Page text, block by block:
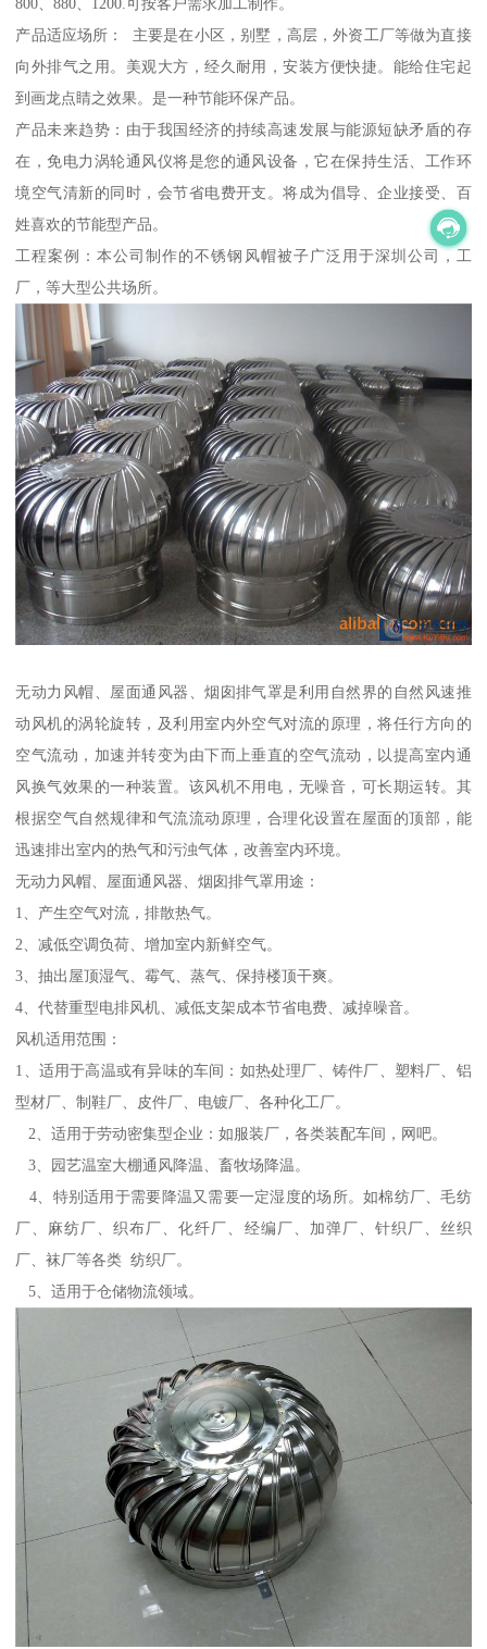
产品适应场所： 主要是在小区，别墅，高层，外资工厂等做为直接
向外排气之用。美观大方，经久耐用，安装方便快捷。能给住宅起
到画龙点睛之效果。是一种节能环保产品。
产品未来趋势：由于我国经济的持续高速发展与能源短缺矛盾的存
在，免电力涡轮通风仪将是您的通风设备，它在保持生活、工作环
境空气清新的同时，会节省电费开支。将成为倡导、企业接受、百
姓喜欢的节能型产品。
工程案例：本公司制作的不锈钢风帽被子广泛用于深圳公司，工
厂，等大型公共场所。
无动力风帽、屋面通风器、烟囱排气罩是利用自然界的自然风速推
动风机的涡轮旋转，及利用室内外空气对流的原理，将任行方向的
空气流动，加速并转变为由下而上垂直的空气流动，以提高室内通
风换气效果的一种装置。该风机不用电，无噪音，可长期运转。其
根据空气自然规律和气流流动原理，合理化设置在屋面的顶部，能
迅速排出室内的热气和污浊气体，改善室内环境。
无动力风帽、屋面通风器、烟囱排气罩用途：
1、产生空气对流，排散热气。
2、减低空调负荷、增加室内新鲜空气。
3、抽出屋顶湿气、霉气、蒸气、保持楼顶干爽。
4、代替重型电排风机、减低支架成本节省电费、减掉噪音。
风机适用范围：
1、适用于高温或有异味的车间：如热处理厂、铸件厂、塑料厂、铝
型材厂、制鞋厂、皮件厂、电镀厂、各种化工厂。
2、适用于劳动密集型企业：如服装厂，各类装配车间，网吧。
3、园艺温室大棚通风降温、畜牧场降温。
4、特别适用于需要降温又需要一定湿度的场所。如棉纺厂、毛纺
厂、麻纺厂、织布厂、化纤厂、经编厂、加弹厂、针织厂、丝织
厂、袜厂等各类 纺织厂。
5、适用于仓储物流领域。